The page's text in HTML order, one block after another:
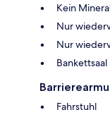
Kein
Nur
Nur
Bankettsaal
Fahrstuhl